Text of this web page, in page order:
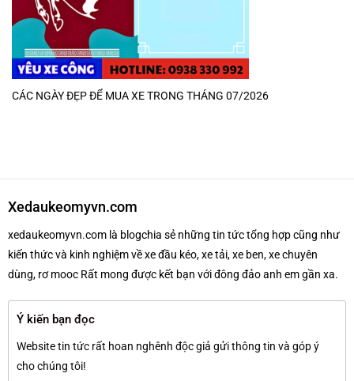
CÁC NGÀY ĐẸP ĐỂ MUA XE TRONG THÁNG 07/2026
Xedaukeomyvn.com
xedaukeomyvn.com là blogchia sẻ những tin tức tổng hợp cũng như
kiến thức và kinh nghiệm về xe đầu kéo, xe tải, xe ben, xe chuyên
dùng, rơ mooc Rất mong được kết bạn với đông đảo anh em gần xa.
Ý kiến bạn đọc
Website tin tức rất hoan nghênh độc giả gửi thông tin và góp ý
cho chúng tôi!